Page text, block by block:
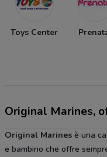
Toys Center
Original Marines,
Original Marines è una
e bambino che offre